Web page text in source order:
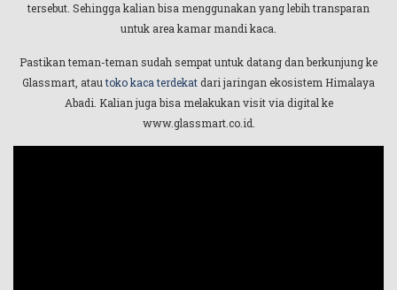
tersebut. Sehingga kalian bisa menggunakan yang lebih transparan
untuk area kamar mandi kaca.
Pastikan teman-teman sudah sempat untuk datang dan berkunjung ke
Glassmart, atautoko kaca terdekatdari jaringan ekosistem Himalaya
Abadi. Kalian juga bisa melakukan visit via digital ke
www.glassmart.co.id.